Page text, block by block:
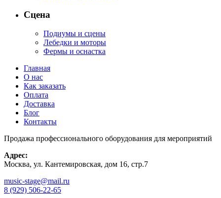
Сцена
Подиумы и сцены
Лебедки и моторы
Фермы и оснастка
Главная
О нас
Как заказать
Оплата
Доставка
Блог
Контакты
Продажа профессионального оборудования для мероприятий
Адрес:
Москва, ул. Кантемировская, дом 16, стр.7
music-stage@mail.ru
8 (929) 506-22-65